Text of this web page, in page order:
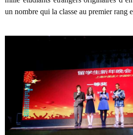
un nombre qui la classe au premier rang